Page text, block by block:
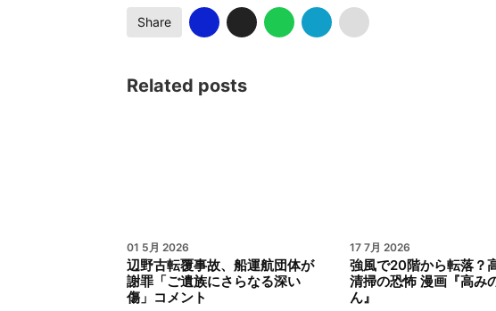
Share
Related posts
01 5月 2026
辺野古転覆事故、船運航団体が
謝罪「ご遺族にさらなる深い
傷」コメント
17 7月 2026
強風で20階から転落？
清掃の恐怖 漫画『高み
ん』